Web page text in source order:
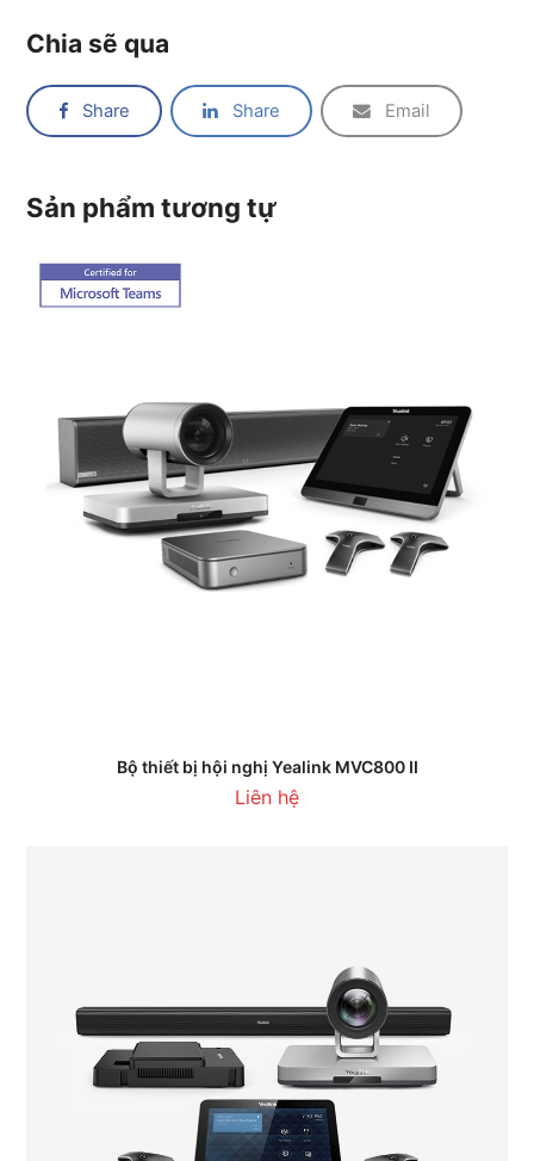
Chia sẽ qua
Share Share Email
Sản phẩm tương tự
Bộ thiết bị hội nghị Yealink MVC800 II
Liên hệ